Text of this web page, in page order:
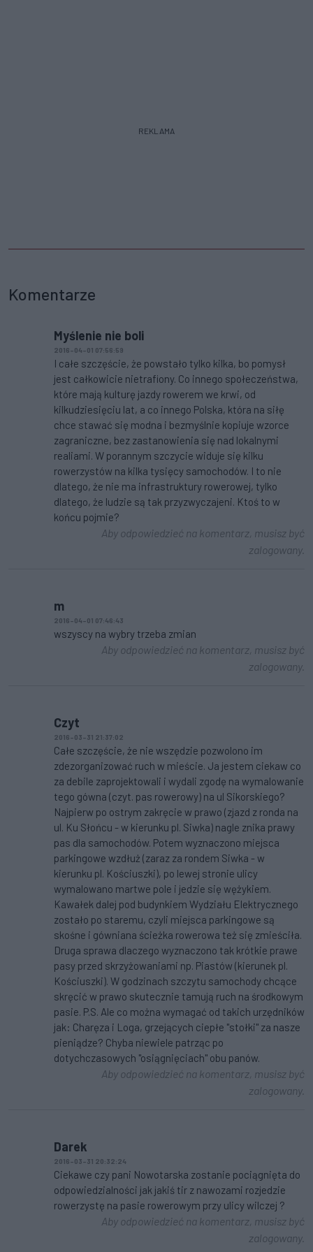
REKLAMA
Komentarze
Myślenie nie boli
2016-04-01 07:56:59
I całe szczęście, że powstało tylko kilka, bo pomysł
jest całkowicie nietrafiony. Co innego społeczeństwa,
które mają kulturę jazdy rowerem we krwi, od
kilkudziesięciu lat, a co innego Polska, która na siłę
chce stawać się modna i bezmyślnie kopiuje wzorce
zagraniczne, bez zastanowienia się nad lokalnymi
realiami. W porannym szczycie widuje się kilku
rowerzystów na kilka tysięcy samochodów. I to nie
dlatego, że nie ma infrastruktury rowerowej, tylko
dlatego, że ludzie są tak przyzwyczajeni. Ktoś to w
końcu pojmie?
Aby odpowiedzieć na komentarz, musisz być
zalogowany.
m
2016-04-01 07:46:43
wszyscy na wybry trzeba zmian
Aby odpowiedzieć na komentarz, musisz być
zalogowany.
Czyt
2016-03-31 21:37:02
Całe szczęście, że nie wszędzie pozwolono im
zdezorganizować ruch w mieście. Ja jestem ciekaw co
za debile zaprojektowali i wydali zgodę na wymalowanie
tego gówna (czyt. pas rowerowy) na ul Sikorskiego?
Najpierw po ostrym zakręcie w prawo (zjazd z ronda na
ul. Ku Słońcu - w kierunku pl. Siwka) nagle znika prawy
pas dla samochodów. Potem wyznaczono miejsca
parkingowe wzdłuż (zaraz za rondem Siwka - w
kierunku pl. Kościuszki), po lewej stronie ulicy
wymalowano martwe pole i jedzie się wężykiem.
Kawałek dalej pod budynkiem Wydziału Elektrycznego
zostało po staremu, czyli miejsca parkingowe są
skośne i gówniana ścieżka rowerowa też się zmieściła.
Druga sprawa dlaczego wyznaczono tak krótkie prawe
pasy przed skrzyżowaniami np. Piastów (kierunek pl.
Kościuszki). W godzinach szczytu samochody chcące
skręcić w prawo skutecznie tamują ruch na środkowym
pasie. P.S. Ale co można wymagać od takich urzędników
jak: Charęza i Loga, grzejących ciepłe "stołki" za nasze
pieniądze? Chyba niewiele patrząc po
dotychczasowych "osiągnięciach" obu panów.
Aby odpowiedzieć na komentarz, musisz być
zalogowany.
Darek
2016-03-31 20:32:24
Ciekawe czy pani Nowotarska zostanie pociągnięta do
odpowiedzialności jak jakiś tir z nawozami rozjedzie
rowerzystę na pasie rowerowym przy ulicy wilczej ?
Aby odpowiedzieć na komentarz, musisz być
zalogowany.